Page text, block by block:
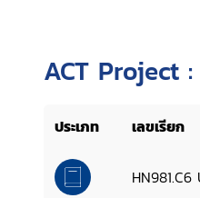
ACT Project
ประเภท เลขเรียก
HN981.C6